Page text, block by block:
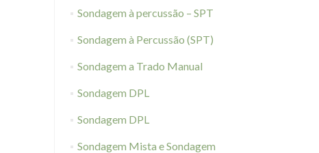
Sondagem à percussão – SPT
Sondagem à Percussão (SPT)
Sondagem a Trado Manual
Sondagem DPL
Sondagem DPL
Sondagem Mista e Sondagem